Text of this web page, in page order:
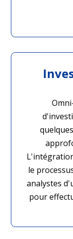
le
analystes
pour